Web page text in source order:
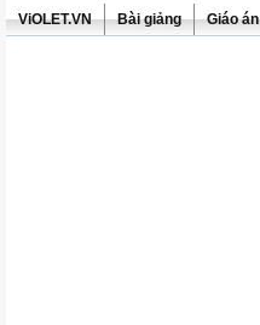
ViOLET.VN Bài giảng Giáo án